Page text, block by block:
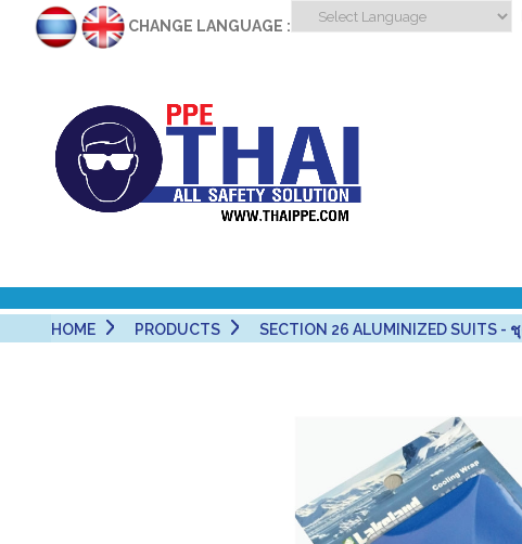
CHANGE LANGUAGE :
HOME PRODUCTS SECTION 26 ALUMINIZED SUITS